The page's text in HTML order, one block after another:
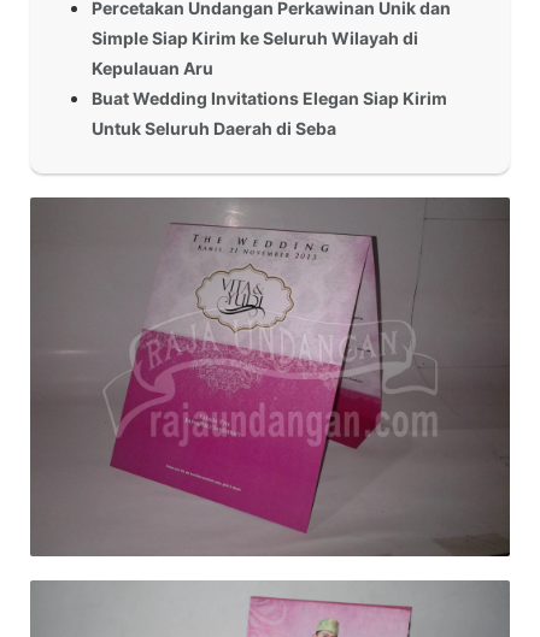
Percetakan Undangan Perkawinan Unik dan
Simple Siap Kirim ke Seluruh Wilayah di
Kepulauan Aru
Buat Wedding Invitations Elegan Siap Kirim
Untuk Seluruh Daerah di Seba